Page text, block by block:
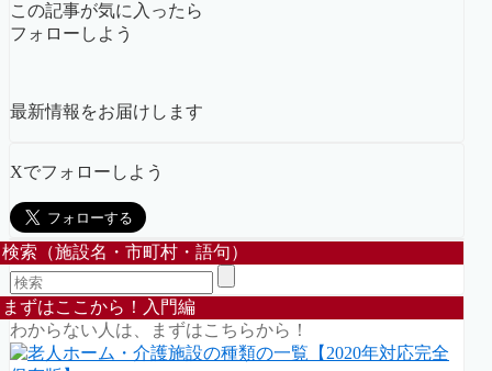
この記事が気に入ったら
フォローしよう
最新情報をお届けします
Xでフォローしよう
検索（施設名・市町村・語句）
まずはここから！入門編
わからない人は、まずはこちらから！